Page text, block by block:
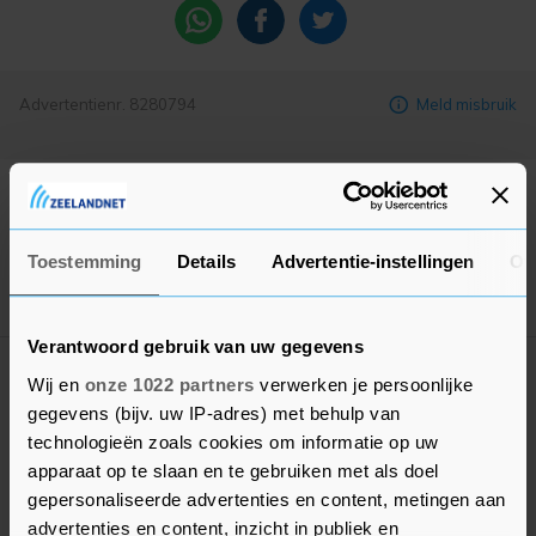
Toestemming Details Advertentie-instellingen
Verantwoord gebruik van uw gegevens
Wij en onze 1022 partners verwerken je persoonlijke
gegevens (bijv. uw IP-adres) met behulp van
technologieën zoals cookies om informatie op uw
apparaat op te slaan en te gebruiken met als doel
gepersonaliseerde advertenties en content, metingen aan
advertenties en content, inzicht in publiek en
Advertentienr. 8280794 Meld misbruik
sjoerdenco
1 advertentie
23 jaar actief op het Prikbord
Stuur een bericht
Vlissingen